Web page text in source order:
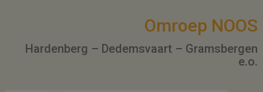
Omroep NOOS
Hardenberg – Dedemsvaart – Gramsbergen
e.o.